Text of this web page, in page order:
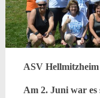
ASV Hellmitzheim
Am 2. Juni war es